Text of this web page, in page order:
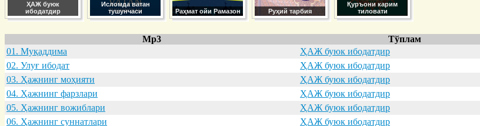
ҲАЖ буюк
ибодатдир
Исломда ватан
тушунчаси
Раҳмат ойи Рамазон Руҳий тарбия
Қуръони карим
тиловати
Mp3 Тўплам
01. Муқaддимa
ҲАЖ буюк ибодатдир
02. Улуғ ибодaт
ҲАЖ буюк ибодатдир
03. Ҳaжнинг моҳияти
ҲАЖ буюк ибодатдир
04. Ҳaжнинг фaрзлaри
ҲАЖ буюк ибодатдир
05. Ҳaжнинг вожиблaри
ҲАЖ буюк ибодатдир
06. Ҳaжнинг суннaтлaри
ҲАЖ буюк ибодатдир